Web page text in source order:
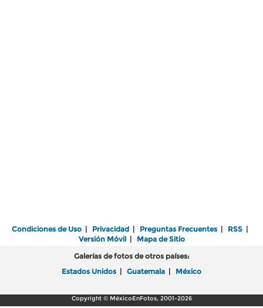
Condiciones de Uso | Privacidad | Preguntas Frecuentes | RSS |
Versión Móvil| Mapa de Sitio
Galerías de fotos de otros países:
Estados Unidos | Guatemala | México
Copyright © MéxicoEnFotos, 2001-2026